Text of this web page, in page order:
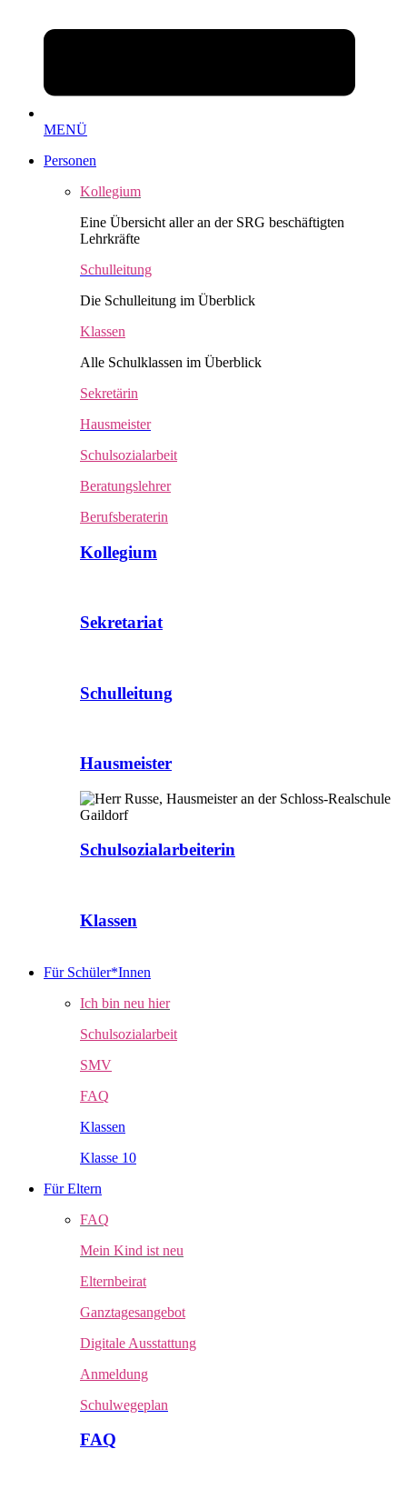
MENÜ
Personen
Kollegium
Eine Übersicht aller an der SRG beschäftigten
Lehrkräfte
Schulleitung
Die Schulleitung im Überblick
Klassen
Alle Schulklassen im Überblick
Sekretärin
Hausmeister
Schulsozialarbeit
Beratungslehrer
Berufsberaterin
Kollegium
Sekretariat
Schulleitung
Hausmeister
Schulsozialarbeiterin
Klassen
Für Schüler*Innen
Ich bin neu hier
Schulsozialarbeit
SMV
FAQ
Klassen
Klasse 10
Für Eltern
FAQ
Mein Kind ist neu
Elternbeirat
Ganztagesangebot
Digitale Ausstattung
Anmeldung
Schulwegeplan
FAQ